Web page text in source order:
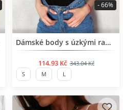
BESTSELLER
Dámské body s úzkými ramínky
114.93 Kč 343.04 Kč
- 66%
S M L